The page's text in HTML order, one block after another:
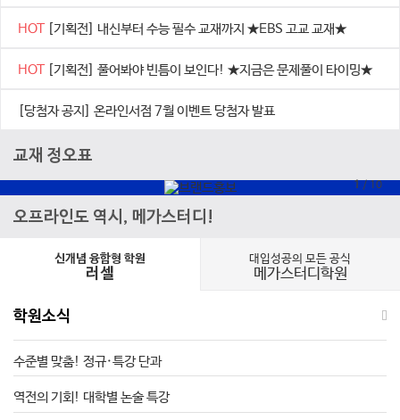
HOT[기획전] 내신부터 수능 필수 교재까지 ★EBS 고교 교재★
HOT[기획전] 풀어봐야 빈틈이 보인다! ★지금은 문제풀이 타이밍★
[당첨자 공지] 온라인서점 7월 이벤트 당첨자 발표
교재 정오표
1 / 10
오프라인도 역시, 메가스터디!
신개념 융합형 학원
러셀
대입성공의 모든 공식
메가스터디학원
학원소식
수준별 맞춤! 정규·특강 단과
역전의 기회! 대학별 논술 특강